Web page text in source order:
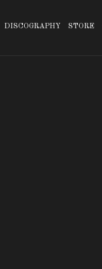
DISCOGRAPHY STORE